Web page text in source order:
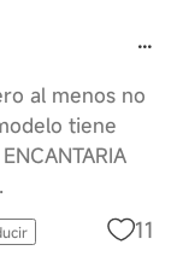
al menos no
tiene
11